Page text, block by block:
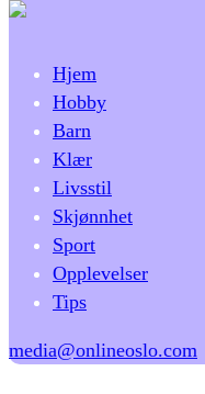
Hjem
Hobby
Barn
Klær
Livsstil
Skjønnhet
Sport
Opplevelser
Tips
media@onlineoslo.com